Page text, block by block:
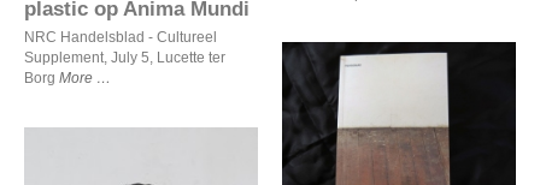
Personae
plastic op Anima Mundi
NRC Handelsblad - Cultureel
Supplement, July 5, Lucette ter
Borg More